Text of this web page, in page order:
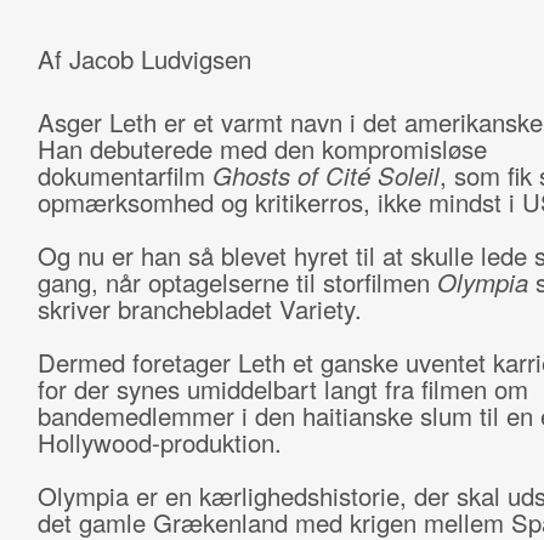
Af Jacob Ludvigsen
Asger Leth er et varmt navn i det
Han debuterede med den kompromisløse
dokumentarfilm Ghosts of Cité Soleil, som fik
opmærksomhed og kritikerros, ikke mindst i
Og nu er han så blevet hyret til at skulle lede
gang, når optagelserne til storfilmen Olympia
skriver branchebladet Variety.
Dermed foretager Leth et ganske uventet
for der synes umiddelbart langt fra filmen om
bandemedlemmer i den haitianske slum til en
Hollywood-produktion.
Olympia er en kærlighedshistorie, der skal
det gamle Grækenland med krigen mellem